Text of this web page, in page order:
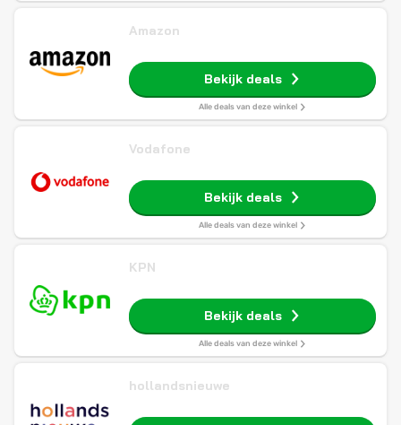
Amazon
Bekijk deals
Alle deals van deze winkel
Vodafone
Bekijk deals
Alle deals van deze winkel
KPN
Bekijk deals
Alle deals van deze winkel
hollandsnieuwe